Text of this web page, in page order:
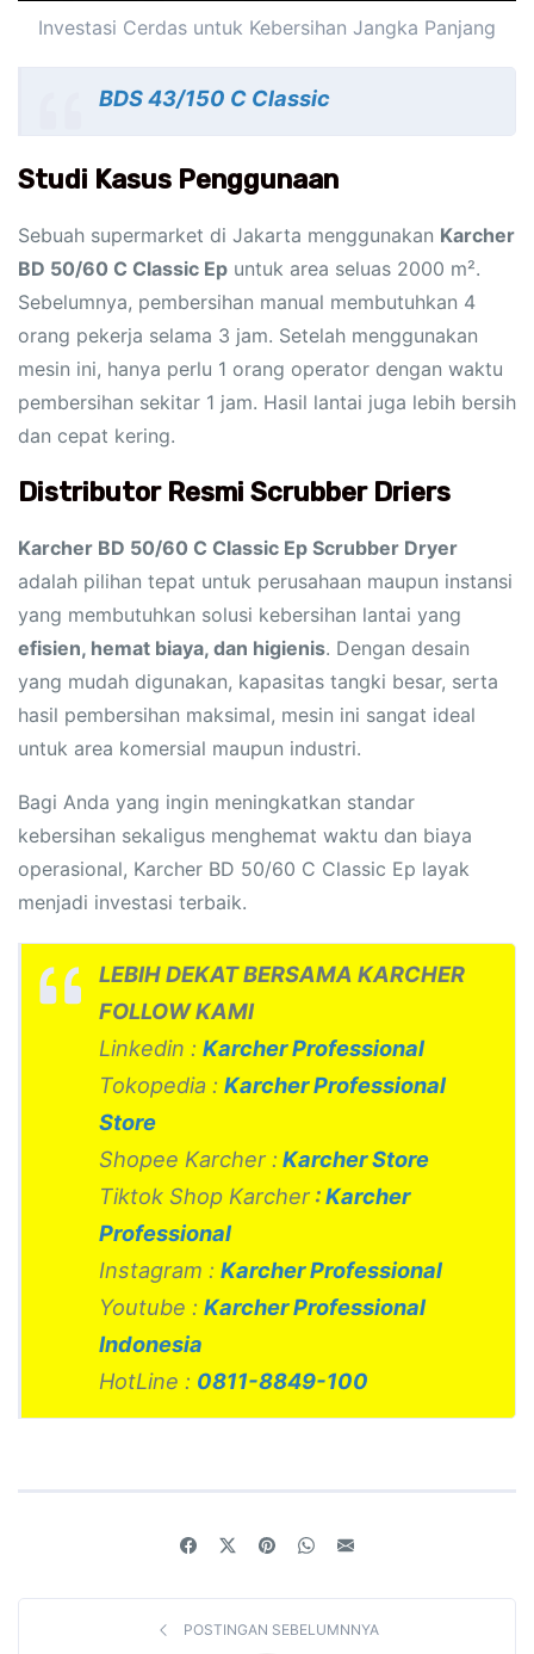
Investasi Cerdas untuk Kebersihan Jangka Panjang
BDS 43/150 C Classic
Studi Kasus Penggunaan
Sebuah supermarket di Jakarta menggunakan Karcher
BD 50/60 C Classic Ep untuk area seluas 2000 m².
Sebelumnya, pembersihan manual membutuhkan 4
orang pekerja selama 3 jam. Setelah menggunakan
mesin ini, hanya perlu 1 orang operator dengan waktu
pembersihan sekitar 1 jam. Hasil lantai juga lebih bersih
dan cepat kering.
Distributor Resmi Scrubber Driers
Karcher BD 50/60 C Classic Ep Scrubber Dryer
adalah pilihan tepat untuk perusahaan maupun instansi
yang membutuhkan solusi kebersihan lantai yang
efisien, hemat biaya, dan higienis. Dengan desain
yang mudah digunakan, kapasitas tangki besar, serta
hasil pembersihan maksimal, mesin ini sangat ideal
untuk area komersial maupun industri.
Bagi Anda yang ingin meningkatkan standar
kebersihan sekaligus menghemat waktu dan biaya
operasional, Karcher BD 50/60 C Classic Ep layak
menjadi investasi terbaik.
LEBIH DEKAT BERSAMA KARCHER
FOLLOW KAMI
Linkedin : Karcher Professional
Tokopedia : Karcher Professional
Store
Shopee Karcher : Karcher Store
Tiktok Shop Karcher :Karcher
Professional
Instagram : Karcher Professional
Youtube : Karcher Professional
Indonesia
HotLine : 0811-8849-100
POSTINGAN SEBELUMNNYA